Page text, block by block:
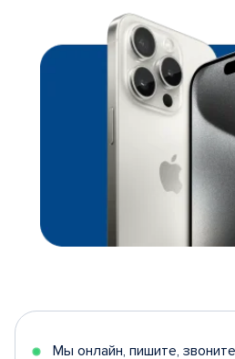
Мы онлайн, пишите, звоните